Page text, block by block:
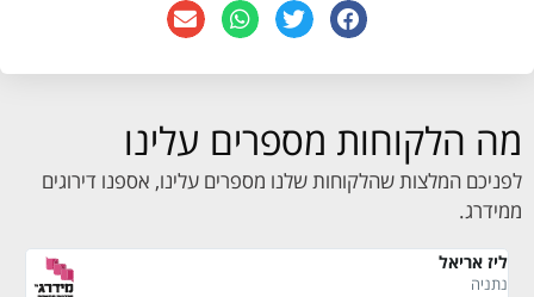
מה הלקוחות מספרים עלינו
לפניכם המלצות שהלקוחות שלנו מספרים עלינו, אספנו דירוגים
ממידרג.
ליז אריאל
נתניה